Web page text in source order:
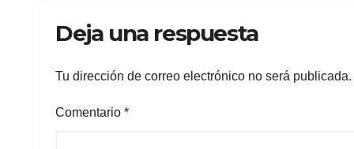
Deja una respuesta
Tu dirección de correo electrónico no será publicada.
Comentario *